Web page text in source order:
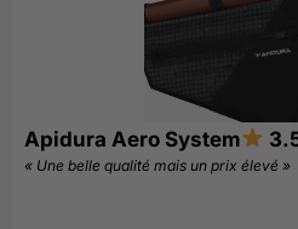
Apidura Aero System
« Une belle qualité mais un prix élevé »